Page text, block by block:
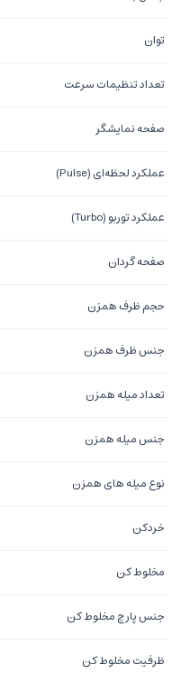
توان
تعداد تنظیمات سرعت
صفحه نمایشگر
عملکرد لحظه‌ای (Pulse)
عملکرد توربو (Turbo)
صفحه گردان
حجم ظرف همزن
جنس ظرف همزن
تعداد میله همزن
جنس میله همزن
نوع میله های همزن
خردکن
مخلوط کن
جنس پارچ مخلوط کن
ظرفیت مخلوط کن